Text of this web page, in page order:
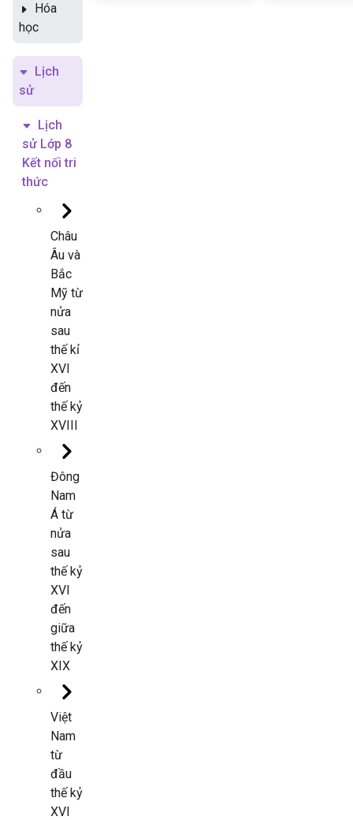
Hóa
học
Lịch
sử
Lịch
sử Lớp 8
Kết nối tri
thức
Châu
Âu và
Bắc
Mỹ từ
nửa
sau
thế kỉ
XVI
đến
thế kỷ
XVIII
Đông
Nam
Á từ
nửa
sau
thế kỷ
XVI
đến
giữa
thế kỷ
XIX
Việt
Nam
từ
đầu
thế kỷ
XVI